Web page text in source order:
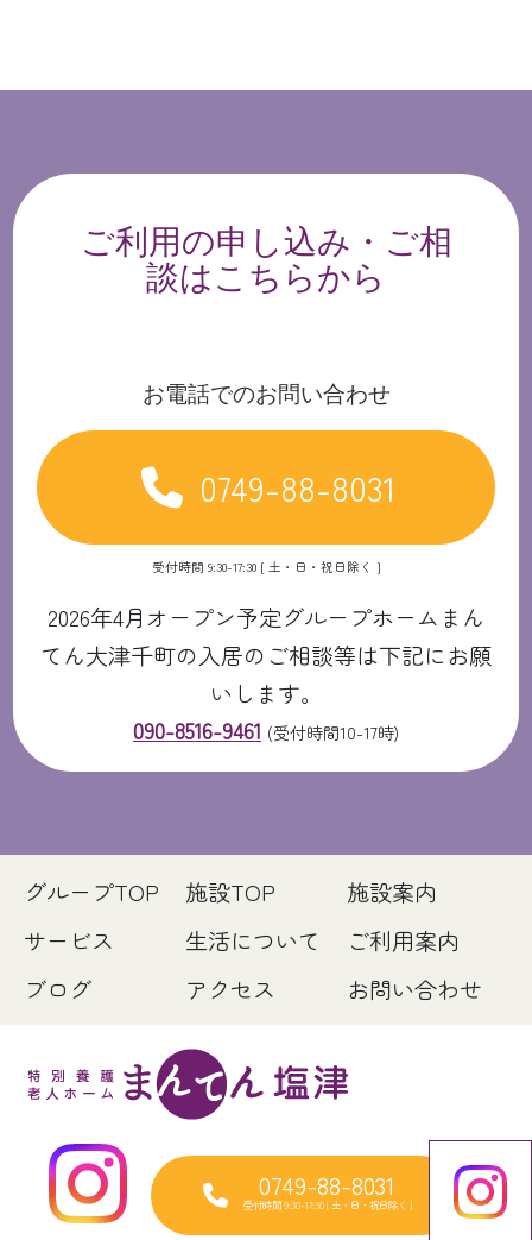
ご利用の申し込み・ご相
談はこちらから
お電話でのお問い合わせ
0749-88-8031
受付時間 9:30-17:30 [ 土・日・祝日除く ]
2026年4月オープン予定グループホームまん
てん大津千町の入居のご相談等は下記にお願
いします。
090-8516-9461 (受付時間10-17時)
グループTOP 施設TOP
施設案内
サービス
生活について
ご利用案内
ブログ
アクセス お問い合わせ
0749-88-8031
受付時間 9:30-17:30 [ 土・日・祝日除く ]